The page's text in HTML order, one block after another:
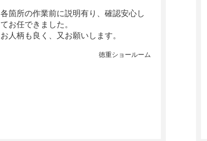
各箇所の作業前に説明有り、確認安心し
てお任できました。
お人柄も良く、又お願いします。
徳重ショールーム